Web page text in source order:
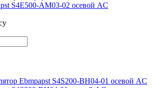
S4E500-AM03-02 осевой AC